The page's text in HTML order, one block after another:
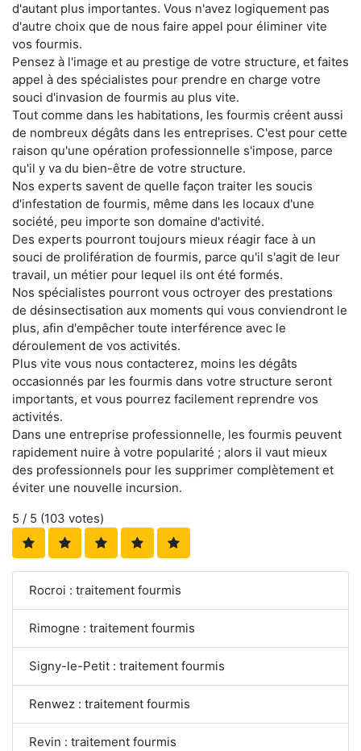
d'autant plus importantes. Vous n'avez logiquement pas
d'autre choix que de nous faire appel pour éliminer vite
vos fourmis.
Pensez à l'image et au prestige de votre structure, et faites
appel à des spécialistes pour prendre en charge votre
souci d'invasion de fourmis au plus vite.
Tout comme dans les habitations, les fourmis créent aussi
de nombreux dégâts dans les entreprises. C'est pour cette
raison qu'une opération professionnelle s'impose, parce
qu'il y va du bien-être de votre structure.
Nos experts savent de quelle façon traiter les soucis
d'infestation de fourmis, même dans les locaux d'une
société, peu importe son domaine d'activité.
Des experts pourront toujours mieux réagir face à un
souci de prolifération de fourmis, parce qu'il s'agit de leur
travail, un métier pour lequel ils ont été formés.
Nos spécialistes pourront vous octroyer des prestations
de désinsectisation aux moments qui vous conviendront le
plus, afin d'empêcher toute interférence avec le
déroulement de vos activités.
Plus vite vous nous contacterez, moins les dégâts
occasionnés par les fourmis dans votre structure seront
importants, et vous pourrez facilement reprendre vos
activités.
Dans une entreprise professionnelle, les fourmis peuvent
rapidement nuire à votre popularité ; alors il vaut mieux
des professionnels pour les supprimer complètement et
éviter une nouvelle incursion.
5 / 5 (103 votes)
Rocroi : traitement fourmis
Rimogne : traitement fourmis
Signy-le-Petit : traitement fourmis
Renwez : traitement fourmis
Revin : traitement fourmis